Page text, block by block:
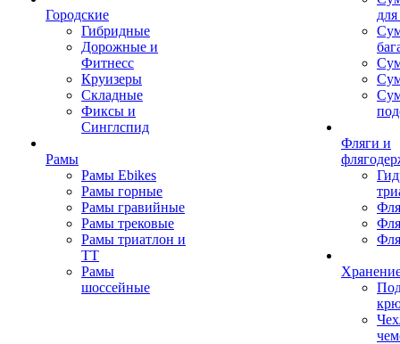
Городские
Гибридные
Дорожные и
Фитнесс
Круизеры
Складные
Фиксы и
Синглспид
Рамы
Рамы Ebikes
Рамы горные
Рамы гравийные
Рамы трековые
Рамы триатлон и
ТТ
Рамы
шоссейные
Фляги и